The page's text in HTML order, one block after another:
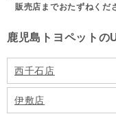
販売店までおたずねくだ
鹿児島トヨペットの
西千石店
伊敷店